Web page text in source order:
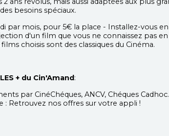
des besoins spéciaux.
par mois, pour 5€ la place - Installez-vous
d'un film que vous ne connaissez pas en
choisis sont des classiques du Cinéma.
LES + du Cin'Amand:
par CinéChéques, ANCV, Chéques Cadhoc.
: Retrouvez nos offres sur votre appli !